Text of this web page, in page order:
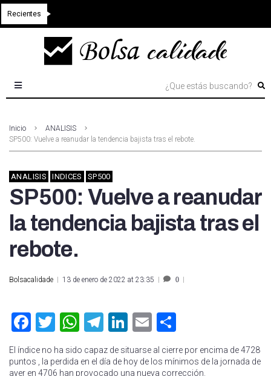
Recientes
Inicio
ANALISIS
SP500: Vuelve a reanudar la tendencia bajista tras el rebote.
ANALISIS INDICES SP500
SP500: Vuelve a reanudar
la tendencia bajista tras el
rebote.
Bolsacalidade 13 de enero de 2022 at 23:35 0
Facebook
Twitter
WhatsApp
Telegram
LinkedIn
Email
El índice no ha sido capaz de situarse al cierre por encima de 4728
puntos , la perdida en el día de hoy de los mínimos de la jornada de
ayer en 4706 han provocado una nueva corrección.